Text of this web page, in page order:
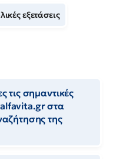
εξετάσεις
σημαντικές
alfavita.gr στα
της